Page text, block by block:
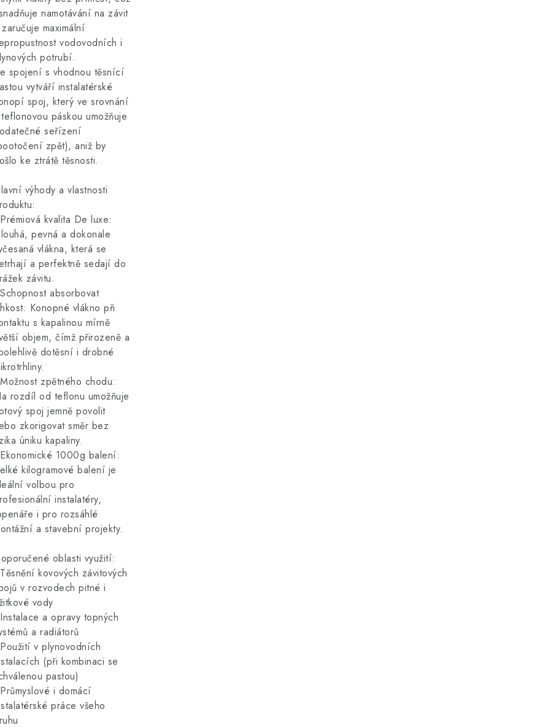
namotávání na závit
maximální
vodovodních i
potrubí.
spojení s vhodnou těsnící
vytváří instalatérské
spoj, který ve srovnání
páskou umožňuje
seřízení
zpět), aniž by
ke ztrátě těsnosti.
výhody a vlastnosti
Prémiová kvalita De luxe:
pevná a dokonale
vlákna, která se
a perfektně sedají do
závitu.
Schopnost absorbovat
Konopné vlákno při
s kapalinou mírně
objem, čímž přirozeně a
dotěsní i drobné
Možnost zpětného chodu:
rozdíl od teflonu umožňuje
spoj jemně povolit
zkorigovat směr bez
úniku kapaliny.
Ekonomické 1000g balení:
kilogramové balení je
volbou pro
instalatéry,
i pro rozsáhlé
a stavební projekty.
oblasti využití:
Těsnění kovových závitových
v rozvodech pitné i
vody
Instalace a opravy topných
a radiátorů
Použití v plynovodních
(při kombinaci se
pastou)
Průmyslové i domácí
práce všeho